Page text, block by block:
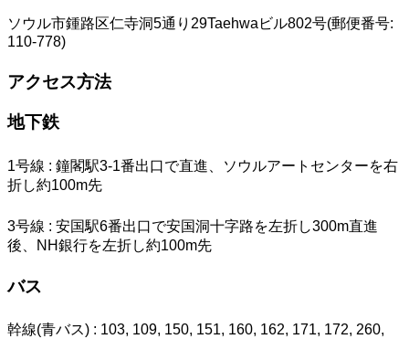
ソウル市鍾路区仁寺洞5通り29Taehwaビル802号(郵便番号:
110-778)
アクセス方法
地下鉄
1号線 : 鐘閣駅3-1番出口で直進、ソウルアートセンターを右
折し約100m先
3号線 : 安国駅6番出口で安国洞十字路を左折し300m直進
後、NH銀行を左折し約100m先
バス
幹線(青バス) : 103, 109, 150, 151, 160, 162, 171, 172, 260,